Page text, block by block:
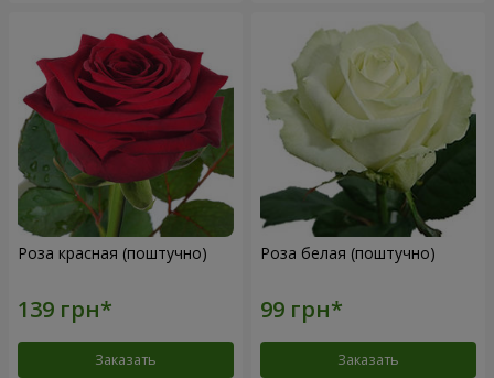
Роза красная (поштучно)
Заказать
Роза белая (поштучно)
Заказать